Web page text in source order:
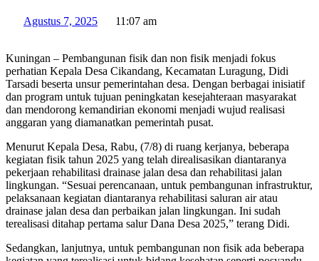
Agustus 7, 2025 11:07 am
Kuningan – Pembangunan fisik dan non fisik menjadi fokus
perhatian Kepala Desa Cikandang, Kecamatan Luragung, Didi
Tarsadi beserta unsur pemerintahan desa. Dengan berbagai inisiatif
dan program untuk tujuan peningkatan kesejahteraan masyarakat
dan mendorong kemandirian ekonomi menjadi wujud realisasi
anggaran yang diamanatkan pemerintah pusat.
Menurut Kepala Desa, Rabu, (7/8) di ruang kerjanya, beberapa
kegiatan fisik tahun 2025 yang telah direalisasikan diantaranya
pekerjaan rehabilitasi drainase jalan desa dan rehabilitasi jalan
lingkungan. “Sesuai perencanaan, untuk pembangunan infrastruktur,
pelaksanaan kegiatan diantaranya rehabilitasi saluran air atau
drainase jalan desa dan perbaikan jalan lingkungan. Ini sudah
terealisasi ditahap pertama salur Dana Desa 2025,” terang Didi.
Sedangkan, lanjutnya, untuk pembangunan non fisik ada beberapa